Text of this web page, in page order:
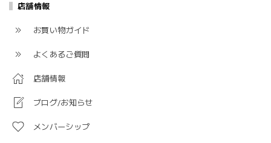
店舗情報
お買い物ガイド
よくあるご質問
店舗情報
ブログ/お知らせ
メンバーシップ